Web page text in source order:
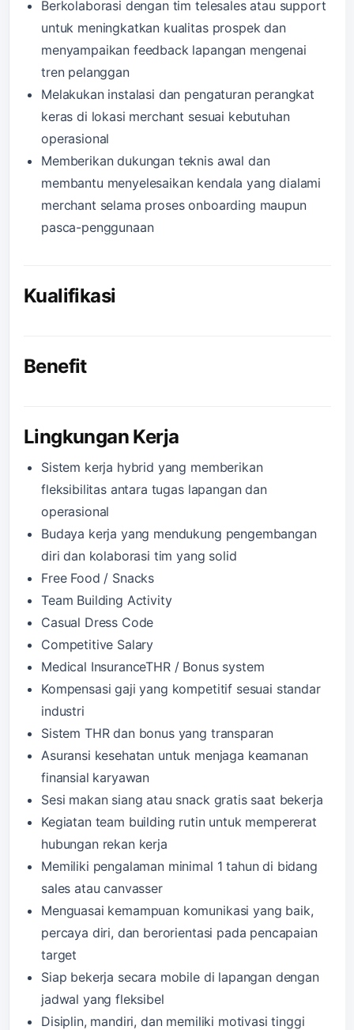
Berkolaborasi dengan tim telesales atau support
untuk meningkatkan kualitas prospek dan
menyampaikan feedback lapangan mengenai
tren pelanggan
Melakukan instalasi dan pengaturan perangkat
keras di lokasi merchant sesuai kebutuhan
operasional
Memberikan dukungan teknis awal dan
membantu menyelesaikan kendala yang dialami
merchant selama proses onboarding maupun
pasca-penggunaan
Kualifikasi
Benefit
Lingkungan Kerja
Sistem kerja hybrid yang memberikan
fleksibilitas antara tugas lapangan dan
operasional
Budaya kerja yang mendukung pengembangan
diri dan kolaborasi tim yang solid
Free Food / Snacks
Team Building Activity
Casual Dress Code
Competitive Salary
Medical InsuranceTHR / Bonus system
Kompensasi gaji yang kompetitif sesuai standar
industri
Sistem THR dan bonus yang transparan
Asuransi kesehatan untuk menjaga keamanan
finansial karyawan
Sesi makan siang atau snack gratis saat bekerja
Kegiatan team building rutin untuk mempererat
hubungan rekan kerja
Memiliki pengalaman minimal 1 tahun di bidang
sales atau canvasser
Menguasai kemampuan komunikasi yang baik,
percaya diri, dan berorientasi pada pencapaian
target
Siap bekerja secara mobile di lapangan dengan
jadwal yang fleksibel
Disiplin, mandiri, dan memiliki motivasi tinggi